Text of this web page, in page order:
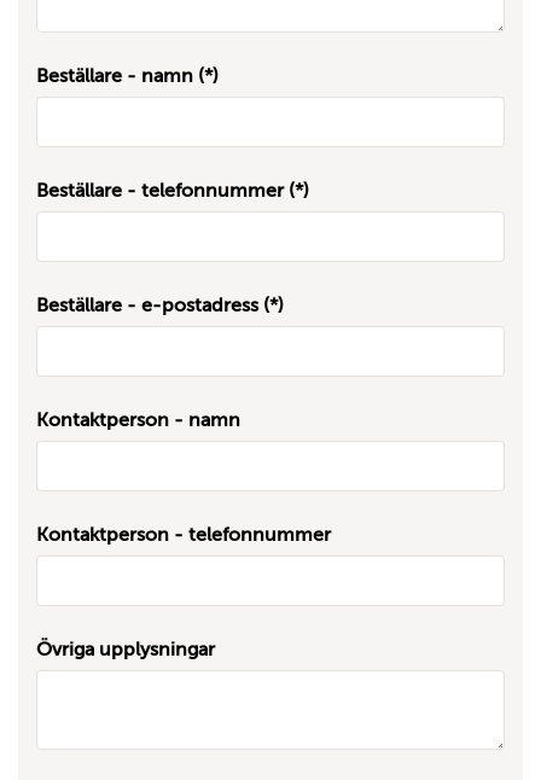
Beställare - namn
Beställare - telefonnummer
Beställare - e-postadress
Kontaktperson - namn
Kontaktperson - telefonnummer
Övriga upplysningar